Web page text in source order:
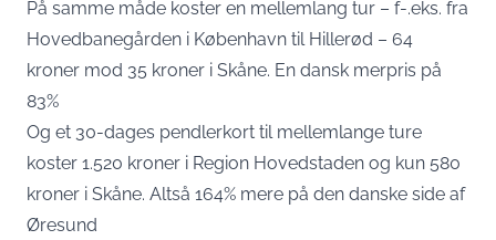
På samme måde koster en mellemlang tur – f-.eks. fra
Hovedbanegården i København til Hillerød – 64
kroner mod 35 kroner i Skåne. En dansk merpris på
83%
Og et 30-dages pendlerkort til mellemlange ture
koster 1.520 kroner i Region Hovedstaden og kun 580
kroner i Skåne. Altså 164% mere på den danske side af
Øresund